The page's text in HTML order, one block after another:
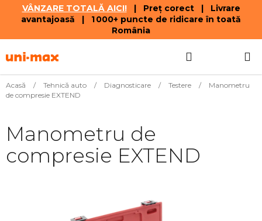
VÂNZARE TOTALĂ AICI!| Preț corect | Livrare
avantajoasă | 1 000+ puncte de ridicare în toată
România
la
DE
Acasă / Tehnică auto / Diagnosticare / Testere /
Manometru
de compresie EXTEND
Manometru de
compresie EXTEND